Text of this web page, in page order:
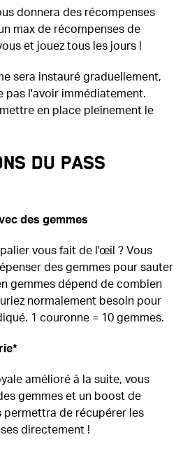
donnera des récompenses
max de récompenses de
et jouez tous les jours !
sera instauré graduellement,
pas l'avoir immédiatement.
en place pleinement le
du Pass
des gemmes
vous fait de l'œil ? Vous
des gemmes pour sauter
gemmes dépend de combien
normalement besoin pour
1 couronne = 10 gemmes.
amélioré à la suite, vous
gemmes et un boost de
permettra de récupérer les
directement !